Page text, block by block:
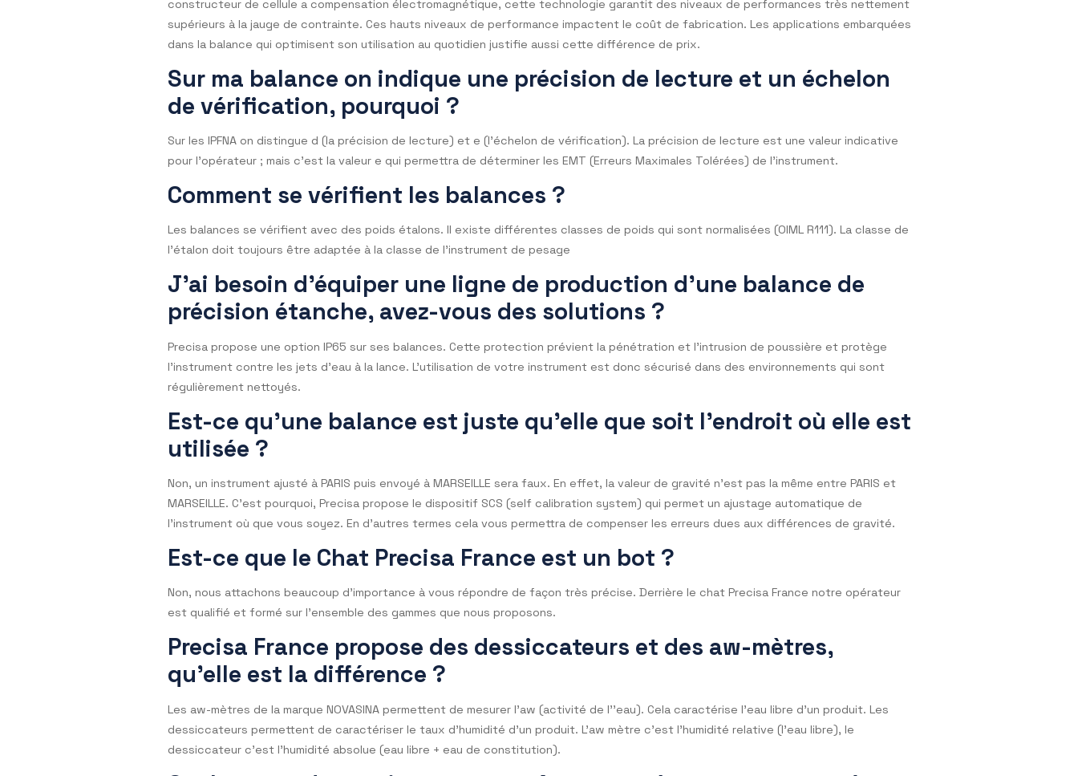
Qu’est ce qui justifie des différences de prix entre des instruments
qui semblent avoir les mêmes performances ?
La technologie à l’intérieur de l’instrument a une grande importance sur la performance et impacte considérablement le prix. Les deux
technologies dominantes sont les cellules à jauges de contraintes et les cellules à compensation électromagnétique. Precisa est un
supérieurs à la jauge de contrainte. Ces hauts niveaux de performance impactent le coût de fabrication. Les applications embarquées
Sur ma balance on indique une précision de lecture et un échelon
de vérification, pourquoi ?
Sur les IPFNA on distingue d (la précision de lecture) et e (l’échelon de vérification). La précision de lecture est une valeur indicative
pour l’opérateur ; mais c’est la valeur e qui permettra de déterminer les EMT (Erreurs Maximales Tolérées) de l’instrument.
Comment se vérifient les balances ?
Les balances se vérifient avec des poids étalons. Il existe différentes classes de poids qui sont normalisées (OIML R111). La classe de
J’ai besoin d’équiper une ligne de production d’une balance de
précision étanche, avez-vous des solutions ?
Precisa propose une option IP65 sur ses balances. Cette protection prévient la pénétration et l’intrusion de poussière et protège
l’instrument contre les jets d’eau à la lance. L’utilisation de votre instrument est donc
dans des environnements qui sont
régulièrement nettoyés.
Est-ce qu’une balance est juste qu’elle que soit l’endroit où elle est
utilisée ?
Non, un instrument ajusté à PARIS puis envoyé à MARSEILLE sera faux. En effet, la valeur de gravité n’est pas la même entre PARIS et
MARSEILLE. C’est pourquoi, Precisa propose le dispositif SCS (self calibration system) qui permet un ajustage automatique de
l’instrument où que vous soyez. En d’autres termes cela vous permettra de compenser les erreurs dues aux différences de gravité.
Est-ce que le Chat Precisa France est un bot ?